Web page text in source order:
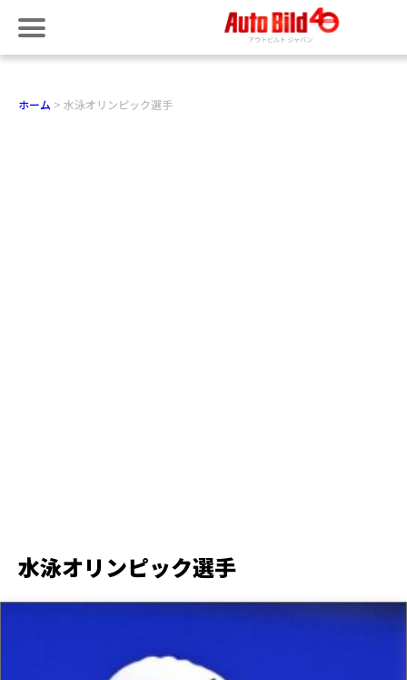
ホーム 水泳オリンピック選手
水泳オリンピック選手